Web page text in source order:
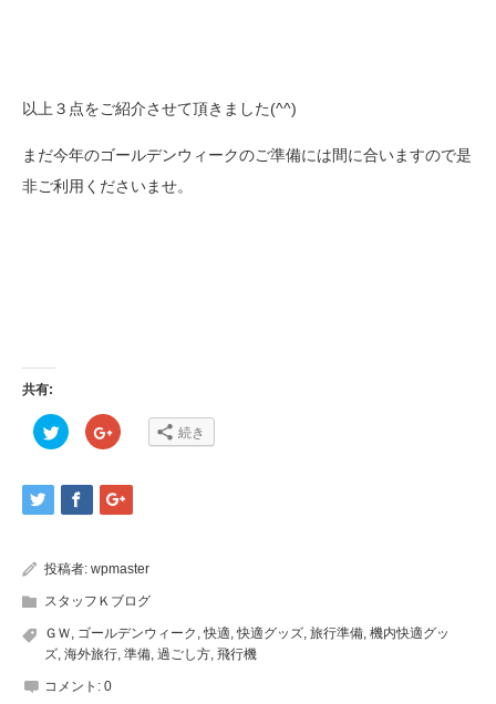
以上３点をご紹介させて頂きました(^^)
まだ今年のゴールデンウィークのご準備には間に合いますので是
非ご利用くださいませ。
共有:
ク
リ
し
て
Twitter
で
(新
し
ウ
ィ
ン
ド
ウ
で
開
き
ク
リ
し
て
Google+
で
し
ウ
ィ
ン
ド
ウ
で
続き
投稿者: wpmaster
スタッフＫブログ
ＧＷ, ゴールデンウィーク ,快適,快適グッズ, 旅行準備, 機内快適グッ
ズ, 海外旅行, 準備, 過ごし方, 飛行機
コメント: 0